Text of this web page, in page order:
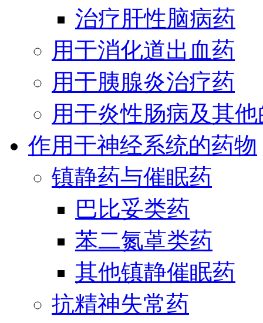
治疗肝性脑病药
用于消化道出血药
用于胰腺炎治疗药
用于炎性肠病及其
作用于神经系统的药物
镇静药与催眠药
巴比妥类药
苯二氮䓬类药
其他镇静催眠药
抗精神失常药